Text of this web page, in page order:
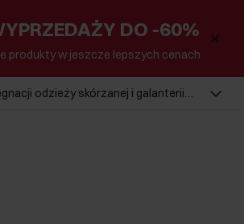
DO -60%
produkty w jeszcze lepszych cenach
odzieży skórzanej i galanterii